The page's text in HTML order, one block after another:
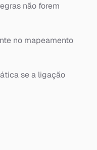
não forem
no mapeamento
se a ligação